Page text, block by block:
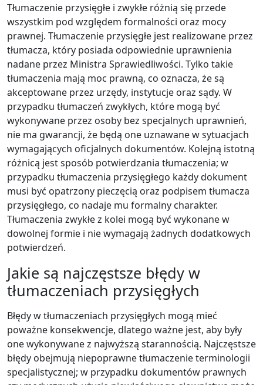
Tłumaczenie przysięgłe i zwykłe różnią się przede
wszystkim pod względem formalności oraz mocy
prawnej. Tłumaczenie przysięgłe jest realizowane przez
tłumacza, który posiada odpowiednie uprawnienia
nadane przez Ministra Sprawiedliwości. Tylko takie
tłumaczenia mają moc prawną, co oznacza, że są
akceptowane przez urzędy, instytucje oraz sądy. W
przypadku tłumaczeń zwykłych, które mogą być
wykonywane przez osoby bez specjalnych uprawnień,
nie ma gwarancji, że będą one uznawane w sytuacjach
wymagających oficjalnych dokumentów. Kolejną istotną
różnicą jest sposób potwierdzania tłumaczenia; w
przypadku tłumaczenia przysięgłego każdy dokument
musi być opatrzony pieczęcią oraz podpisem tłumacza
przysięgłego, co nadaje mu formalny charakter.
Tłumaczenia zwykłe z kolei mogą być wykonane w
dowolnej formie i nie wymagają żadnych dodatkowych
potwierdzeń.
Jakie są najczęstsze błędy w
tłumaczeniach przysięgłych
Błędy w tłumaczeniach przysięgłych mogą mieć
poważne konsekwencje, dlatego ważne jest, aby były
one wykonywane z najwyższą starannością. Najczęstsze
błędy obejmują niepoprawne tłumaczenie terminologii
specjalistycznej; w przypadku dokumentów prawnych